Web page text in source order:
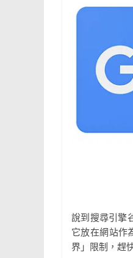
說到搜尋引擎
它放在網站作
界」限制，趕